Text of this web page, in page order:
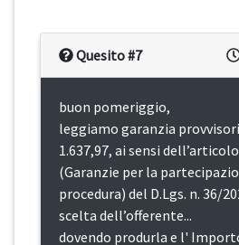
Quesito #7
buon pomeriggio,
leggiamo garanzia
1.637,97, ai sensi
(Garanzie per la
procedura) del D.Lgs. n. 36/
scelta dell’offerente...
dovendo produrla e l'